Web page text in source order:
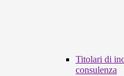
Titolari di
consulenza